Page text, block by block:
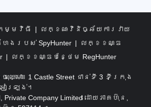
ម្មវិធី
លក្ខណៈវិនិច្ឆ័យការវាយ
ែងរបស់ SpyHunter
លក្ខខណ្ឌ
លក្ខខណ្ឌបន្ថែម RegHunter
ះឈ្មោះ៖ 1 Castle Street ជាន់ទី 3 ទីក្រុង
អៀរឡង់។
Private Company Limited ដោយភាគហ៊ុន,